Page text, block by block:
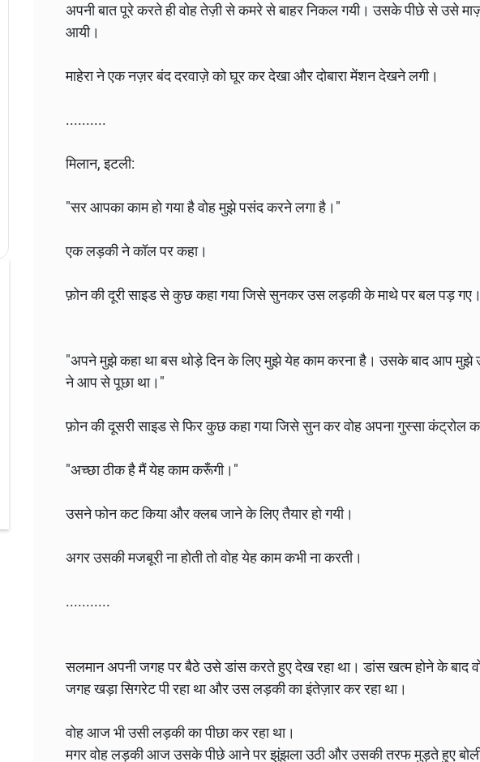
अपनी बात पूरे करते ही वोह तेज़ी से कमरे से बाहर निकल गयी। उसके पीछे से उसे
आयी।
माहेरा ने एक नज़र बंद दरवाज़े को घूर कर देखा और दोबारा मेंशन देखने लगी।
..........
मिलान, इटली:
"सर आपका काम हो गया है वोह मुझे पसंद करने लगा है।"
एक लड़की ने कॉल पर कहा।
फ़ोन की दूरी साइड से कुछ कहा गया जिसे सुनकर उस लड़की के माथे पर बल पड़ गए।
"अपने मुझे कहा था बस थोड़े दिन के लिए मुझे येह काम करना है। उसके बाद आप मुझे
ने आप से पूछा था।"
फ़ोन की दूसरी साइड से फिर कुछ कहा गया जिसे सुन कर वोह अपना गुस्सा कंट्रोल
"अच्छा ठीक है मैं येह काम करूँगी।"
उसने फोन कट किया और क्लब जाने के लिए तैयार हो गयी।
अगर उसकी मजबूरी ना होती तो वोह येह काम कभी ना करती।
...........
सलमान अपनी जगह पर बैठे उसे डांस करते हुए देख रहा था। डांस खत्म होने के बाद
जगह खड़ा सिगरेट पी रहा था और उस लड़की का इंतेज़ार कर रहा था।
वोह आज भी उसी लड़की का पीछा कर रहा था।
मगर वोह लड़की आज उसके पीछे आने पर झुंझला उठी और उसकी तरफ मुड़ते हुए